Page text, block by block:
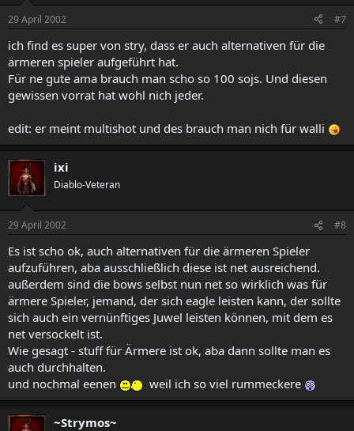
29 April 2002 #7
ich find es super von stry, dass er auch alternativen für die
ärmeren spieler aufgeführt hat.
Für ne gute ama brauch man scho so 100 sojs. Und diesen
gewissen vorrat hat wohl nich jeder.
edit: er meint multishot und des brauch man nich für walli
ixi
Diablo-Veteran
29 April 2002 #8
Es ist scho ok, auch alternativen für die ärmeren Spieler
aufzuführen, aba ausschließlich diese ist net ausreichend.
außerdem sind die bows selbst nun net so wirklich was für
ärmere Spieler, jemand, der sich eagle leisten kann, der sollte
sich auch ein vernünftiges Juwel leisten können, mit dem es
net versockelt ist.
Wie gesagt - stuff für Ärmere ist ok, aba dann sollte man es
auch durchhalten.
und nochmal eenen
weil ich so viel rummeckere
~Strymos~